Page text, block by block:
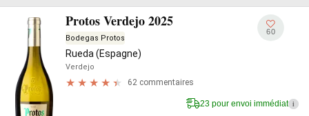
Protos Verdejo 2025
Bodegas Protos
Rueda (Espagne)
Verdejo
62 commentaires
60
23 pour envoi immédiat i